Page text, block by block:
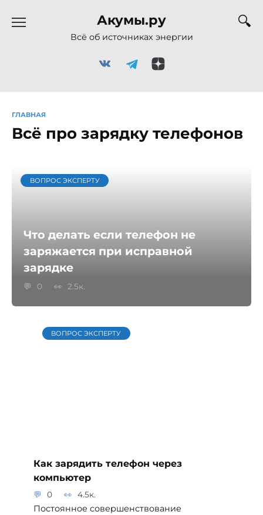
Акумы.ру
Всё об источниках энергии
ГЛАВНАЯ
Всё про зарядку телефонов
ВОПРОС ЭКСПЕРТУ
Что делать если телефон не
заряжается при исправной
зарядке
0 2.5к.
ВОПРОС ЭКСПЕРТУ
Как зарядить телефон через
компьютер
0 4.5к.
Постоянное совершенствование